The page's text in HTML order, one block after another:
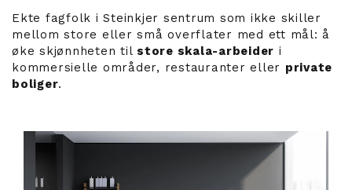
Ekte fagfolk i Steinkjer sentrum som ikke skiller
mellom store eller små overflater med ett mål: å
øke skjønnheten til store skala-arbeider i
kommersielle områder, restauranter eller private
boliger.